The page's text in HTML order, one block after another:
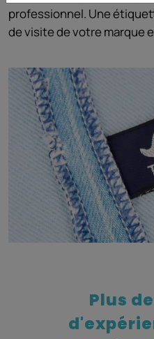
professionnel. Une
de visite de votre marque
Plus